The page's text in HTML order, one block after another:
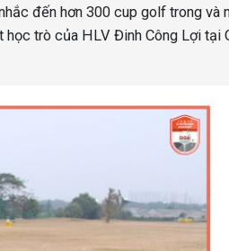
đến hơn 300 cup golf trong và
trò của HLV Đinh Công Lợi tại